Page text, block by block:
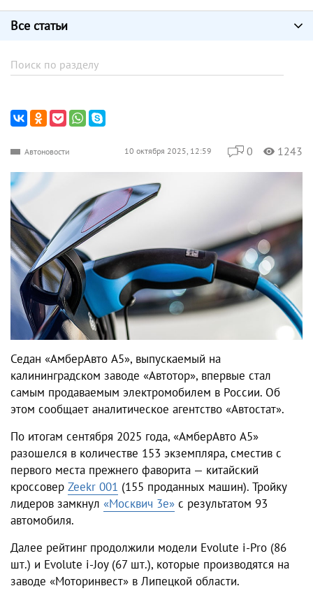
Все статьи
Автоновости 10 октября 2025, 12:59 0 1243
Седан «АмберАвто А5», выпускаемый на
калининградском заводе «Автотор», впервые стал
самым продаваемым электромобилем в России. Об
этом сообщает аналитическое агентство «Автостат».
По итогам сентября 2025 года, «АмберАвто А5»
разошелся в количестве 153 экземпляра, сместив с
первого места прежнего фаворита — китайский
кроссовер Zeekr 001 (155 проданных машин). Тройку
лидеров замкнул «Москвич 3е» с результатом 93
автомобиля.
Далее рейтинг продолжили модели Evolute i-Pro (86
шт.) и Evolute i-Joy (67 шт.), которые производятся на
заводе «Моторинвест» в Липецкой области.